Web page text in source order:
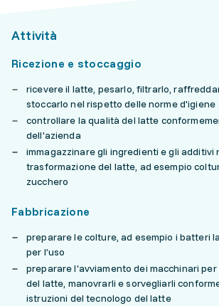
Attività
Ricezione e stoccaggio
ricevere il latte, pesarlo, filtrarlo,
stoccarlo nel rispetto delle norme d'igiene
controllare la qualità del latte
dell'azienda
immagazzinare gli ingredienti e gli additivi
trasformazione del latte, ad esempio
zucchero
Fabbricazione
preparare le colture, ad esempio i batteri
per l’uso
preparare l'avviamento dei macchinari
del latte, manovrarli e sorvegliarli
istruzioni del tecnologo del latte